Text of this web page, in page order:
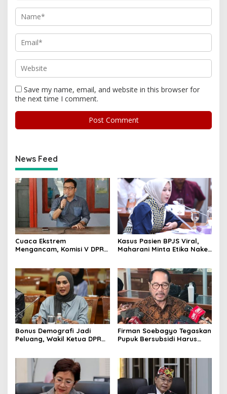
Save my name, email, and website in this browser for
the next time I comment.
News Feed
Cuaca Ekstrem
Mengancam, Komisi V DPR
Kasus Pasien BPJS Viral,
Maharani Minta Etika Nakes
Bonus Demografi Jadi
Peluang, Wakil Ketua DPR
Firman Soebagyo Tegaskan
Pupuk Bersubsidi Harus